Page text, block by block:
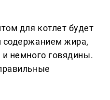
для котлет будет
содержанием жира,
немного говядины.